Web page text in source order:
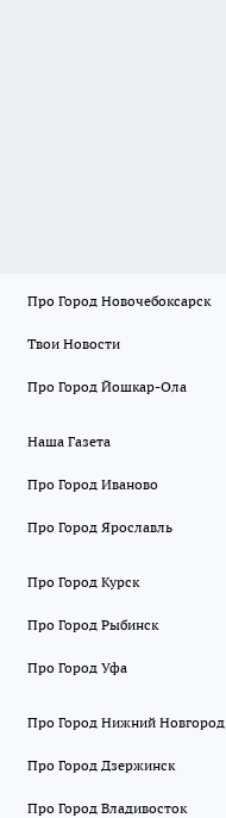
Про Город Новочебоксарск
Твои Новости
Про Город Йошкар-Ола
Наша Газета
Про Город Иваново
Про Город Ярославль
Про Город Курск
Про Город Рыбинск
Про Город Уфа
Про Город Нижний Новгород
Про Город Дзержинск
Про Город Владивосток